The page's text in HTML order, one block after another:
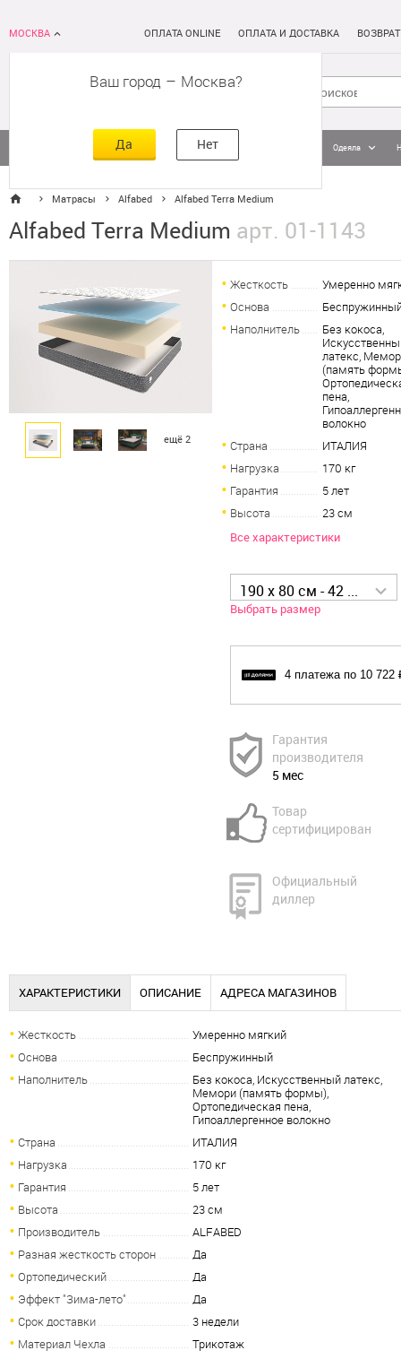
МОСКВА
Ваш город – Москва
Да Нет
ОПЛАТА ONLINE ОПЛАТА И ДОСТАВКА
Кровати Постельное белье Одеяла
Матрасы Alfabed Alfabed Terra Medium
Alfabed Terra Medium арт. 01-1143
ещё 2
Жесткость
Умеренно
Основа
Наполнитель
Без кокоса,
латекс,
(память
пена,
волокно
Страна
ИТАЛИЯ
Нагрузка
170 кг
Гарантия
5 лет
Высота
23 см
Все характеристики
190 x 80 см - 42 887 р
Выбрать размер
4 платежа по 10 722
Гарантия
производителя
5 мес
Товар
сертифицирован
Официальный
диллер
ХАРАКТЕРИСТИКИ ОПИСАНИЕ АДРЕСА МАГАЗИНОВ
Жесткость
Умеренно мягкий
Основа
Беспружинный
Наполнитель
Без кокоса, Искусственный латекс,
Мемори (память формы),
Ортопедическая пена,
Гипоаллергенное волокно
Страна
ИТАЛИЯ
Нагрузка
170 кг
Гарантия
5 лет
Высота
23 см
Производитель
ALFABED
Разная жесткость сторон
Да
Ортопедический
Да
Эффект "Зима-лето"
Да
Срок доставки
3 недели
Материал Чехла
Трикотаж